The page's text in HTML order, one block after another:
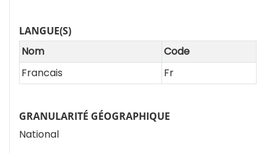
LANGUE(S)
Nom
Code
Francais
Fr
GRANULARITÉ GÉOGRAPHIQUE
National